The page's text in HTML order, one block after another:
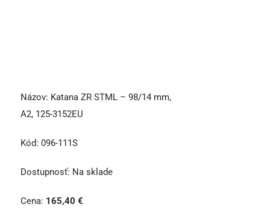
Názov: Katana ZR STML – 98/14 mm,
A2, 125-3152EU
Kód: 096-111S
Dostupnosť: Na sklade
Cena: 165,40 €